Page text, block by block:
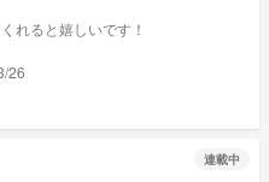
れると嬉しいです！
26
連載中